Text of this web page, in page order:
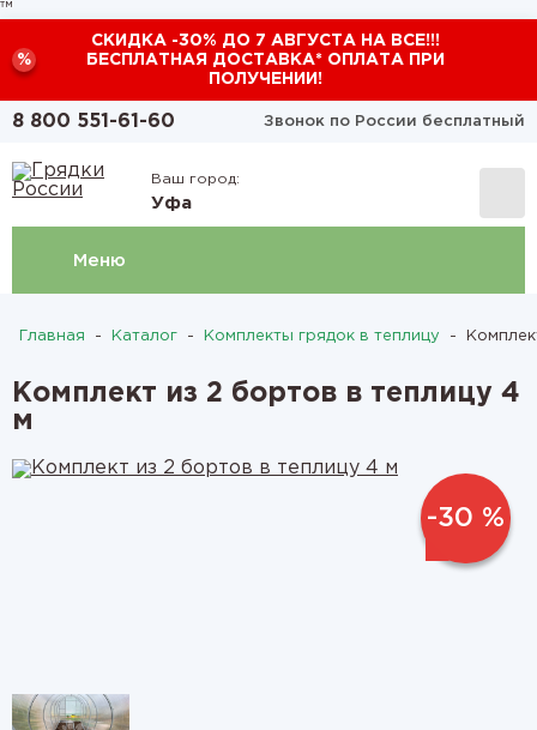
™
%
СКИДКА -30% ДО 7 АВГУСТА НА ВСЕ!!!
БЕСПЛАТНАЯ ДОСТАВКА* ОПЛАТА ПРИ
ПОЛУЧЕНИИ!
8 800 551-61-60 Звонок по России бесплатный
Ваш город:
Уфа
Меню
Главная - Каталог - Комплекты грядок в теплицу -
Комплект из 2 бортов в теплицу 4
м
-30 %
1